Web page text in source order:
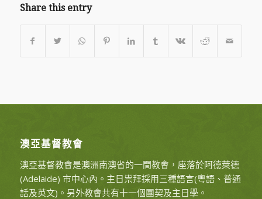
Share this entry
澳亞基督教會
澳亞基督教會是澳洲南澳省的一間教會，座落於阿德萊德
(Adelaide) 市中心內。主日祟拜採用三種語言(粵語、普通
話及英文)。另外教會共有十一個團契及主日學。